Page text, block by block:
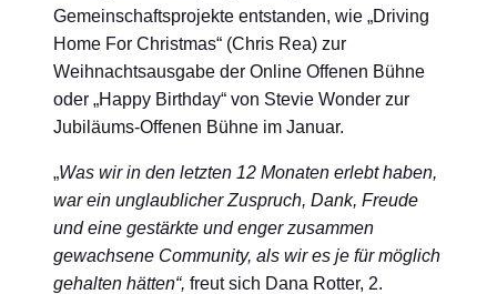
Gemeinschaftsprojekte entstanden, wie „Driving
Home For Christmas“ (Chris Rea) zur
Weihnachtsausgabe der Online Offenen Bühne
oder „Happy Birthday“ von Stevie Wonder zur
Jubiläums-Offenen Bühne im Januar.
„Was wir in den letzten 12 Monaten erlebt haben,
war ein unglaublicher Zuspruch, Dank, Freude
und eine gestärkte und enger zusammen
gewachsene Community, als wir es je für möglich
gehalten hätten“, freut sich Dana Rotter, 2.